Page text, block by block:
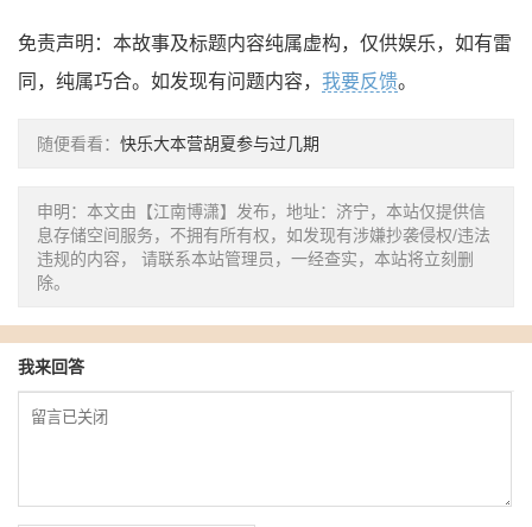
免责声明：本故事及标题内容纯属虚构，仅供娱乐，如有雷
同，纯属巧合。如发现有问题内容， 我要反馈。
随便看看： 快乐大本营胡夏参与过几期
申明：本文由【江南博潇】发布，地址：济宁，本站仅提供信
息存储空间服务，不拥有所有权，如发现有涉嫌抄袭侵权/违法
违规的内容， 请联系本站管理员，一经查实，本站将立刻删
除。
我来回答